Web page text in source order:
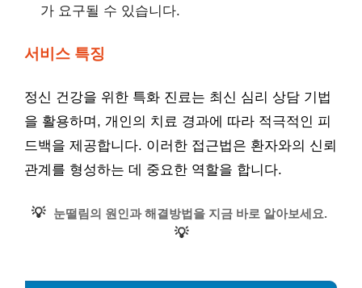
가 요구될 수 있습니다.
서비스 특징
정신 건강을 위한 특화 진료는 최신 심리 상담 기법
을 활용하며, 개인의 치료 경과에 따라 적극적인 피
드백을 제공합니다. 이러한 접근법은 환자와의 신뢰
관계를 형성하는 데 중요한 역할을 합니다.
💡 눈떨림의 원인과 해결방법을 지금 바로 알아보세요.
💡